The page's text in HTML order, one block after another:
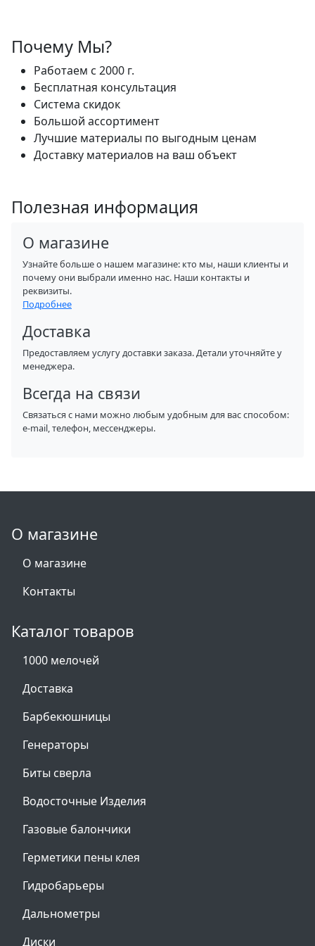
Почему Мы?
Работаем с 2000 г.
Бесплатная консультация
Система скидок
Большой ассортимент
Лучшие материалы по выгодным ценам
Доставку материалов на ваш объект
Полезная информация
О магазине
Узнайте больше о нашем магазине: кто мы, наши клиенты и
почему они выбрали именно нас. Наши контакты и
реквизиты.
Подробнее
Доставка
Предоставляем услугу доставки заказа. Детали уточняйте у
менеджера.
Всегда на связи
Связаться с нами можно любым удобным для вас способом:
e-mail, телефон, мессенджеры.
О магазине
О магазине
Контакты
Каталог товаров
1000 мелочей
Доставка
Барбекюшницы
Генераторы
Биты сверла
Водосточные Изделия
Газовые балончики
Герметики пены клея
Гидробарьеры
Дальнометры
Диски